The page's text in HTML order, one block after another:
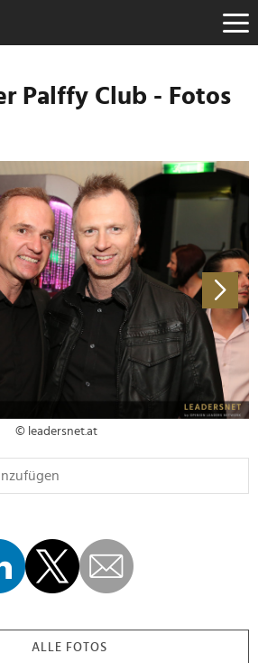
Palffy Club - Fotos
© leadersnet.at
ALLE FOTOS